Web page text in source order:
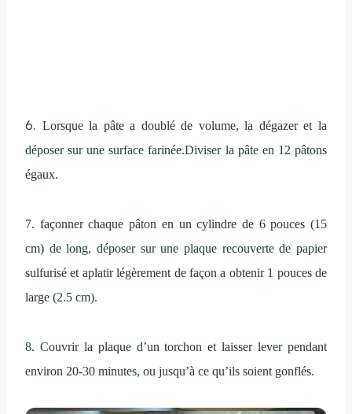
6. Lorsque la pâtea doublé de volume, la dégazeret la
déposer sur une surface farinée.Diviser la pâte en 12 pâtons
égaux.
7. façonner chaque pâton en un cylindre de 6 pouces (15
cm) de long, déposer sur une plaque recouverte de papier
sulfuriséet aplatir légèrement de façon a obtenir 1 pouces de
large (2.5 cm).
8. Couvrir la plaque d’un torchon et laisser lever pendant
environ 20-30 minutes, ou jusqu’à ce qu’ils soient gonflés.